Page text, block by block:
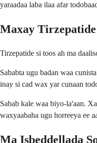
yaraadaa laba ilaa afar
Maxay Tirzepatide
Tirzepatide si toos ah ma
Sababta ugu badan waa
inay si cad wax yar cunaan
Sabab kale waa biyo-la'aan.
waxyaabaha ugu horreeya ee
Ma Isbeddellada